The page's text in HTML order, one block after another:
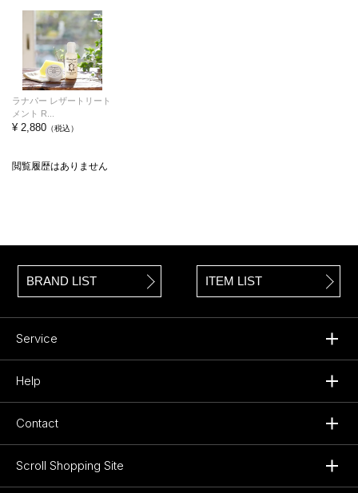
ラナパー レザートリート
メント R...
¥ 2,880 （税込）
閲覧履歴はありません
BRAND LIST ITEM LIST
Service
Help
Contact
Scroll Shopping Site